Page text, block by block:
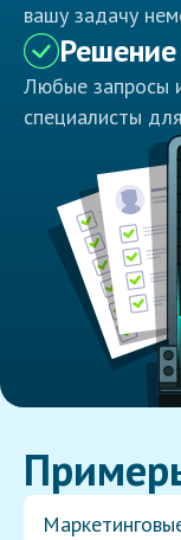
вашу задачу
Любые запросы
специалисты